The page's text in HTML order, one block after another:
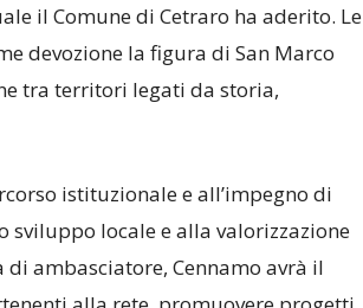
il Comune di Cetraro ha aderito. Le
devozione la figura di San Marco
tra territori legati da storia,
istituzionale e all’impegno di
sviluppo locale e alla valorizzazione
ambasciatore, Cennamo avrà il